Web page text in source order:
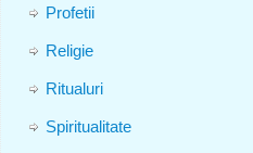
Profetii
Religie
Ritualuri
Spiritualitate